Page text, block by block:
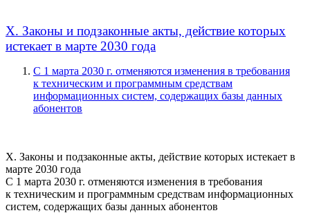
X. Законы и подзаконные акты, действие которых
истекает в марте 2030 года
С 1 марта 2030 г. отменяются изменения в требования
к техническим и программным средствам
информационных систем, содержащих базы данных
абонентов
X. Законы и подзаконные акты, действие которых истекает в
марте 2030 года
С 1 марта 2030 г. отменяются изменения в требования
к техническим и программным средствам информационных
систем, содержащих базы данных абонентов